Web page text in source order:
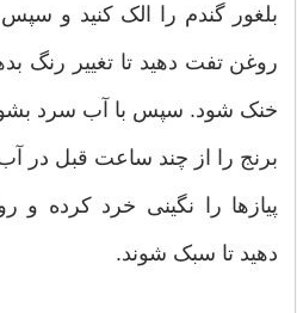
بلغور گندم را الک کنید و
روغن تفت دهید تا تغییر رنگ
خنک شود. سپس با آب سرد
برنج را از چند ساعت قبل در
پیازها را نگینی خرد کرده
دهید تا سبک شوند.